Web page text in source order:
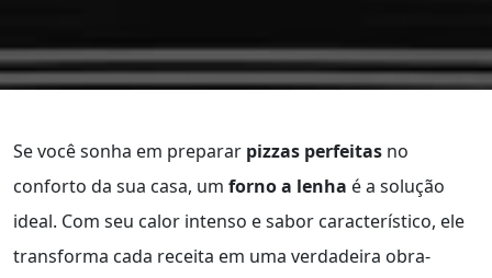
Se você sonha em preparar pizzas perfeitas no
conforto da sua casa, um forno a lenha é a solução
ideal. Com seu calor intenso e sabor característico, ele
transforma cada receita em uma verdadeira obra-